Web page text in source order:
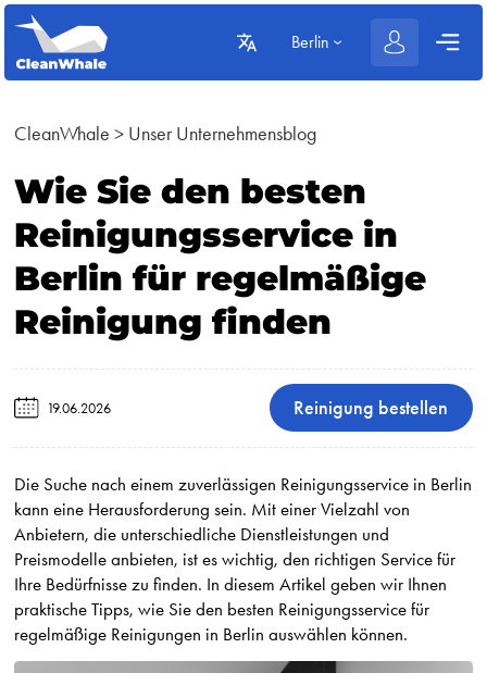
Berlin
CleanWhale > Unser Unternehmensblog
Wie Sie den besten
Reinigungsservice in
Berlin für regelmäßige
Reinigung finden
19.06.2026 Reinigung bestellen
Die Suche nach einem zuverlässigen Reinigungsservice in Berlin
kann eine Herausforderung sein. Mit einer Vielzahl von
Anbietern, die unterschiedliche Dienstleistungen und
Preismodelle anbieten, ist es wichtig, den richtigen Service für
Ihre Bedürfnisse zu finden. In diesem Artikel geben wir Ihnen
praktische Tipps, wie Sie den besten Reinigungsservice für
regelmäßige Reinigungen in Berlin auswählen können.